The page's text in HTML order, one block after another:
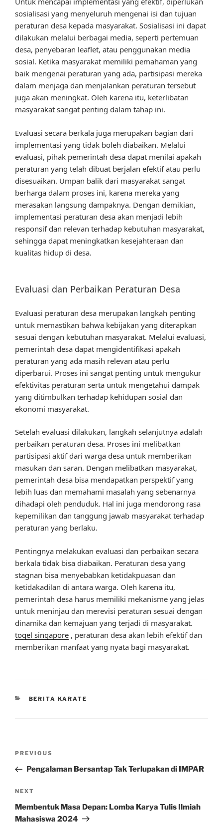
sosialisasi yang menyeluruh mengenai isi dan tujuan
peraturan desa kepada masyarakat. Sosialisasi ini dapat
dilakukan melalui berbagai media, seperti pertemuan
desa, penyebaran leaflet, atau penggunakan media
sosial. Ketika masyarakat memiliki pemahaman yang
baik mengenai peraturan yang ada, partisipasi mereka
dalam menjaga dan menjalankan peraturan tersebut
juga akan meningkat. Oleh karena itu, keterlibatan
masyarakat sangat penting dalam tahap ini.
Evaluasi secara berkala juga merupakan bagian dari
implementasi yang tidak boleh diabaikan. Melalui
evaluasi, pihak pemerintah desa dapat menilai apakah
peraturan yang telah dibuat berjalan efektif atau perlu
disesuaikan. Umpan balik dari masyarakat sangat
berharga dalam proses ini, karena mereka yang
merasakan langsung dampaknya. Dengan demikian,
implementasi peraturan desa akan menjadi lebih
responsif dan relevan terhadap kebutuhan masyarakat,
sehingga dapat meningkatkan kesejahteraan dan
kualitas hidup di desa.
Evaluasi dan Perbaikan Peraturan Desa
Evaluasi peraturan desa merupakan langkah penting
untuk memastikan bahwa kebijakan yang diterapkan
sesuai dengan kebutuhan masyarakat. Melalui evaluasi,
pemerintah desa dapat mengidentifikasi apakah
peraturan yang ada masih relevan atau perlu
diperbarui. Proses ini sangat penting untuk mengukur
efektivitas peraturan serta untuk mengetahui dampak
yang ditimbulkan terhadap kehidupan sosial dan
ekonomi masyarakat.
Setelah evaluasi dilakukan, langkah selanjutnya adalah
perbaikan peraturan desa. Proses ini melibatkan
partisipasi aktif dari warga desa untuk memberikan
masukan dan saran. Dengan melibatkan masyarakat,
pemerintah desa bisa mendapatkan perspektif yang
lebih luas dan memahami masalah yang sebenarnya
dihadapi oleh penduduk. Hal ini juga mendorong rasa
kepemilikan dan tanggung jawab masyarakat terhadap
peraturan yang berlaku.
Pentingnya melakukan evaluasi dan perbaikan secara
berkala tidak bisa diabaikan. Peraturan desa yang
stagnan bisa menyebabkan ketidakpuasan dan
ketidakadilan di antara warga. Oleh karena itu,
pemerintah desa harus memiliki mekanisme yang jelas
untuk meninjau dan merevisi peraturan sesuai dengan
dinamika dan kemajuan yang terjadi di masyarakat.
togel singapore , peraturan desa akan lebih efektif dan
memberikan manfaat yang nyata bagi masyarakat.
CATEGORIES
BERITA KARATE
Previous
Post
PREVIOUS
Pengalaman Bersantap Tak Terlupakan di IMPAR
Next
Post
NEXT
Membentuk Masa Depan: Lomba Karya Tulis Ilmiah
Mahasiswa 2024